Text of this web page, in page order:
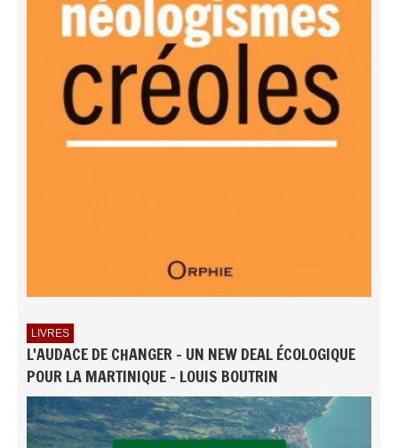
LIVRES
L'AUDACE DE CHANGER - UN NEW DEAL ÉCOLOGIQUE
POUR LA MARTINIQUE - LOUIS BOUTRIN